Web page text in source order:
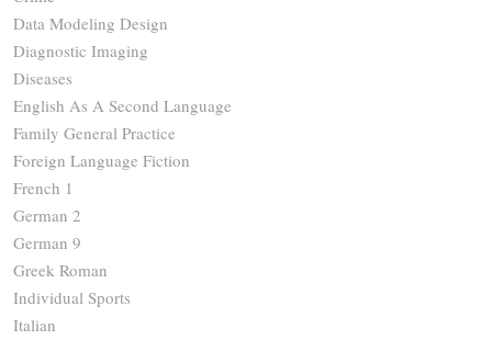
Data Modeling Design
Diagnostic Imaging
Diseases
English As A Second Language
Family General Practice
Foreign Language Fiction
French 1
German 2
German 9
Greek Roman
Individual Sports
Italian